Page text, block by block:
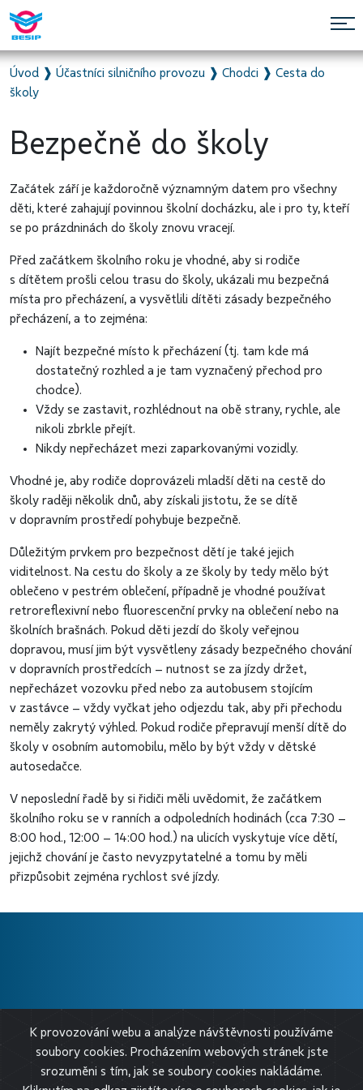
Úvod ❱ Účastníci silničního provozu ❱ Chodci ❱ Cesta do
školy
Bezpečně do školy
Začátek září je každoročně významným datem pro všechny
děti, které zahajují povinnou školní docházku, ale i pro ty, kteří
se po prázdninách do školy znovu vracejí.
Před začátkem školního roku je vhodné, aby si rodiče
s dítětem prošli celou trasu do školy, ukázali mu bezpečná
místa pro přecházení, a vysvětlili dítěti zásady bezpečného
přecházení, a to zejména:
Najít bezpečné místo k přecházení (tj. tam kde má
dostatečný rozhled a je tam vyznačený přechod pro
chodce).
Vždy se zastavit, rozhlédnout na obě strany, rychle, ale
nikoli zbrkle přejít.
Nikdy nepřecházet mezi zaparkovanými vozidly.
Vhodné je, aby rodiče doprovázeli mladší děti na cestě do
školy raději několik dnů, aby získali jistotu, že se dítě
v dopravním prostředí pohybuje bezpečně.
Důležitým prvkem pro bezpečnost dětí je také jejich
viditelnost. Na cestu do školy a ze školy by tedy mělo být
oblečeno v pestrém oblečení, případně je vhodné používat
retroreflexivní nebo fluorescenční prvky na oblečení nebo na
školních brašnách. Pokud děti jezdí do školy veřejnou
dopravou, musí jim být vysvětleny zásady bezpečného chování
v dopravních prostředcích – nutnost se za jízdy držet,
nepřecházet vozovku před nebo za autobusem stojícím
v zastávce – vždy vyčkat jeho odjezdu tak, aby při přechodu
neměly zakrytý výhled. Pokud rodiče přepravují menší dítě do
školy v osobním automobilu, mělo by být vždy v dětské
autosedačce.
V neposlední řadě by si řidiči měli uvědomit, že začátkem
školního roku se v ranních a odpoledních hodinách (cca 7:30 –
8:00 hod., 12:00 – 14:00 hod.) na ulicích vyskytuje více dětí,
jejichž chování je často nevyzpytatelné a tomu by měli
přizpůsobit zejména rychlost své jízdy.
❱ SLEDUJTE NÁS
K provozování webu a analýze návštěvnosti používáme
soubory cookies. Procházením webových stránek jste
srozuměni s tím, jak se soubory cookies nakládáme.